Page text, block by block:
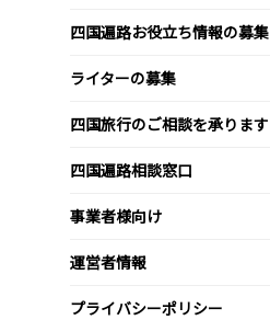
四国遍路お役立ち情報の募集
ライターの募集
四国旅行のご相談を承ります
四国遍路相談窓口
事業者様向け
運営者情報
プライバシーポリシー